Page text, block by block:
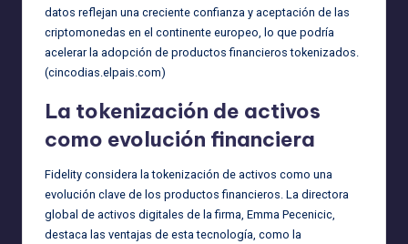
datos reflejan una creciente confianza y aceptación de las
criptomonedas en el continente europeo, lo que podría
acelerar la adopción de productos financieros tokenizados.
(cincodias.elpais.com)
La tokenización de activos
como evolución financiera
Fidelity considera la tokenización de activos como una
evolución clave de los productos financieros. La directora
global de activos digitales de la firma, Emma Pecenicic,
destaca las ventajas de esta tecnología, como la